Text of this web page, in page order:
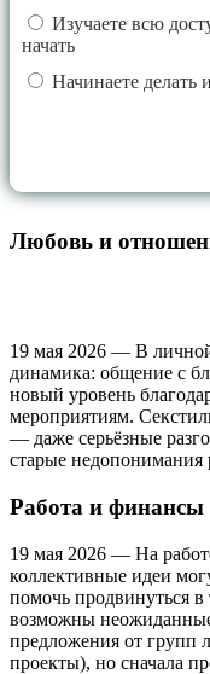
Изучаете всю
начать
Начинаете делать
Любовь и
19 мая 2026 — В
динамика: общение с
новый уровень
мероприятиям.
— даже серьёзные
старые недопонимания
Работа и финансы
19 мая 2026 — На
коллективные идеи
помочь продвинуться
возможны
предложения от групп
проекты), но сначала